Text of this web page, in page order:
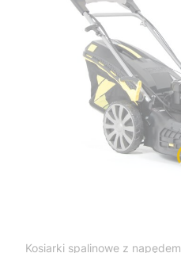
Kosiarki spalinowe z napędem